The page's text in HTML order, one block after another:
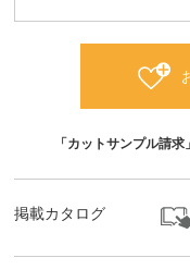
「カットサンプル請求
掲載カタログ